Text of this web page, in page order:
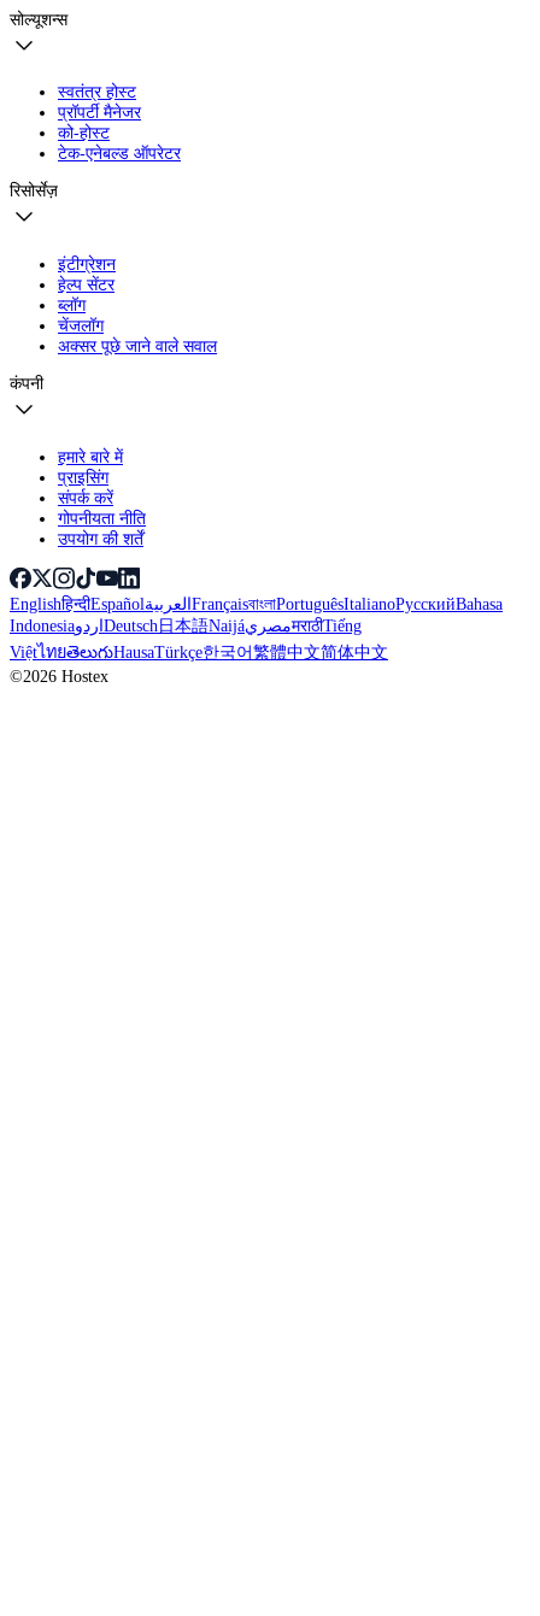
सोल्यूशन्स
स्वतंत्र होस्ट
प्रॉपर्टी मैनेजर
को-होस्ट
टेक-एनेबल्ड ऑपरेटर
रिसोर्सेज़
इंटीग्रेशन
हेल्प सेंटर
ब्लॉग
चेंजलॉग
अक्सर पूछे जाने वाले सवाल
कंपनी
हमारे बारे में
प्राइसिंग
संपर्क करें
गोपनीयता नीति
उपयोग की शर्तें
Englishहिन्दीEspañolالعربيةFrançaisবাংলাPortuguêsItalianoРусскийBahasa
IndonesiaاردوDeutsch日本語NaijáمصريमराठीTiếng
ViệtไทยతెలుగుHausaTürkçe한국어繁體中文简体中文
©2026 Hostex